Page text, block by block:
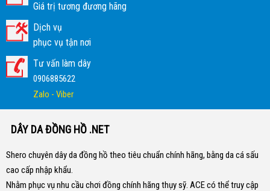
Giá trị tương đương hãng
Dịch vụ
phục vụ tận nơi
Tư vấn làm dây
0906885622
Zalo - Viber
DÂY DA ĐỒNG HỒ .NET
Shero chuyên dây da đồng hồ theo tiêu chuẩn chính hãng, bằng da cá sấu
cao cấp nhập khẩu.
Nhằm phục vụ nhu cầu chơi đồng chính hãng thụy sỹ. ACE có thể truy cập